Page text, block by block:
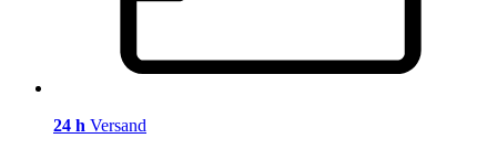
24 h Versand